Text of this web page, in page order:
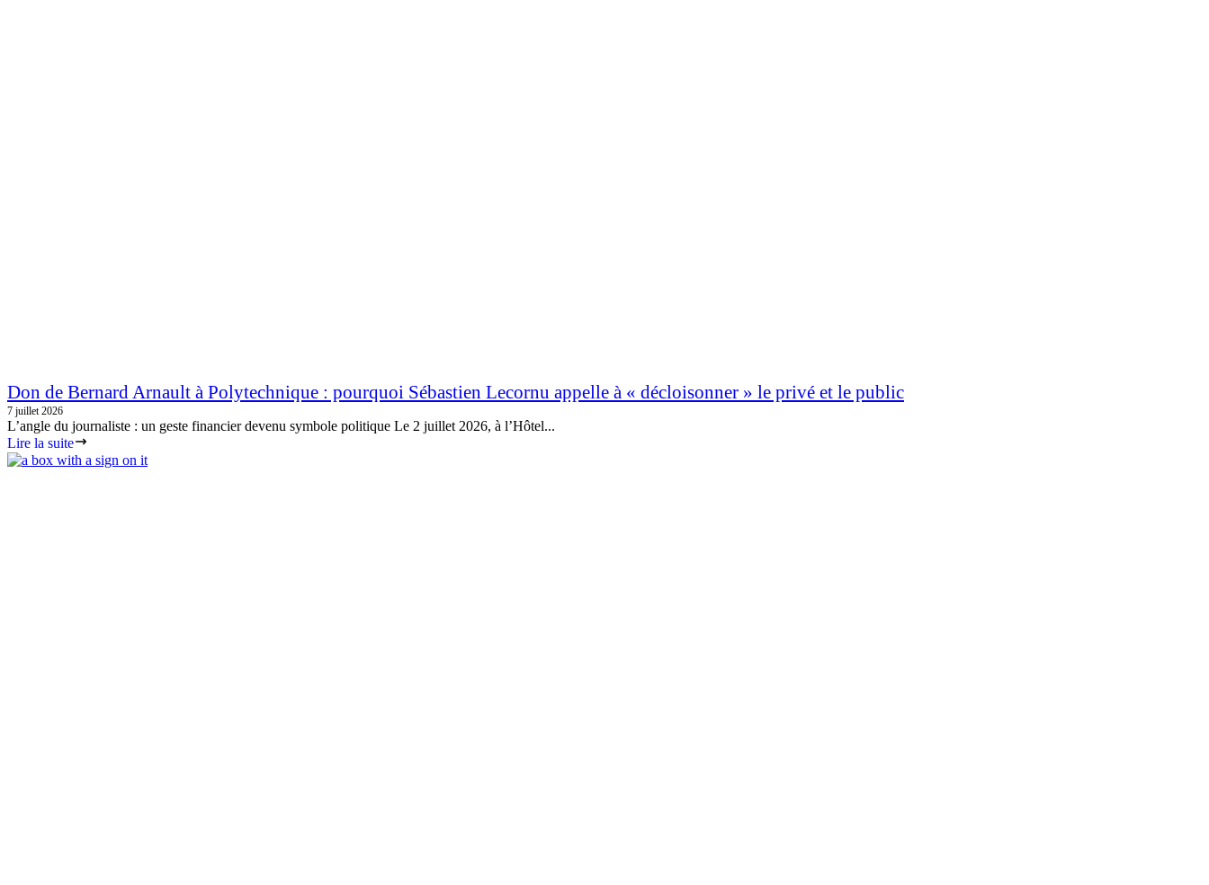
Don de Bernard Arnault à Polytechnique : pourquoi Sébastien Lecornu appelle à « décloisonner » le privé et le public
7 juillet 2026
L’angle du journaliste : un geste financier devenu symbole politique Le 2 juillet 2026, à l’Hôtel...
Lire la suite